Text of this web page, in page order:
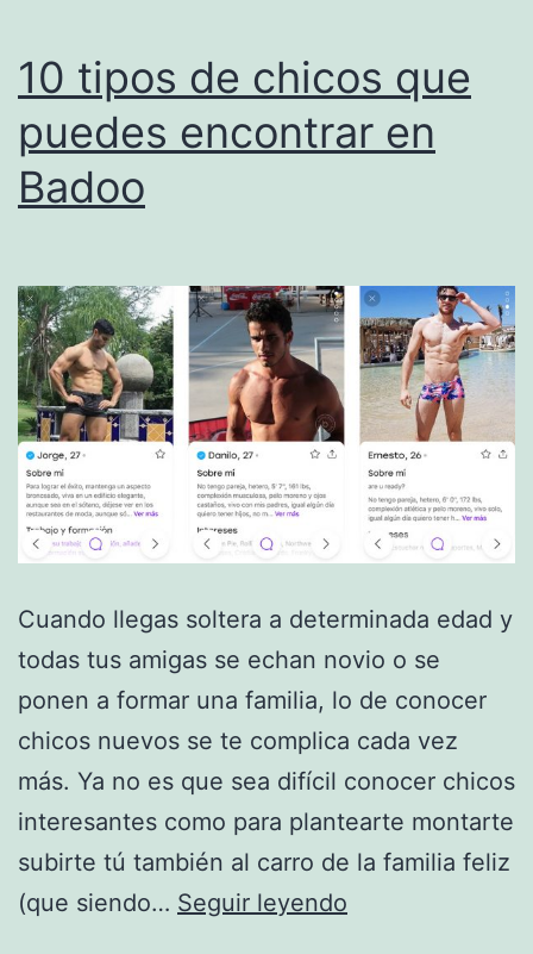
10 tipos de chicos que
puedes encontrar en
Badoo
Cuando llegas soltera a determinada edad y
todas tus amigas se echan novio o se
ponen a formar una familia, lo de conocer
chicos nuevos se te complica cada vez
más. Ya no es que sea difícil conocer chicos
interesantes como para plantearte montarte
subirte tú también al carro de la familia feliz
(que siendo… Seguir leyendo